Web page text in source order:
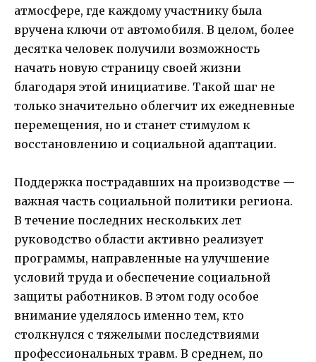
атмосфере, где каждому участнику была
вручена ключи от автомобиля. В целом, более
десятка человек получили возможность
начать новую страницу своей жизни
благодаря этой инициативе. Такой шаг не
только значительно облегчит их ежедневные
перемещения, но и станет стимулом к
восстановлению и социальной адаптации.
Поддержка пострадавших на производстве —
важная часть социальной политики региона.
В течение последних нескольких лет
руководство области активно реализует
программы, направленные на улучшение
условий труда и обеспечение социальной
защиты работников. В этом году особое
внимание уделялось именно тем, кто
столкнулся с тяжелыми последствиями
профессиональных травм. В среднем, по